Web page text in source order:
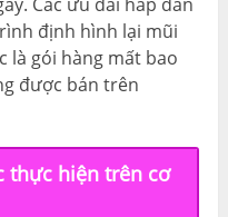
định hình lại mũi
là gói hàng mất bao
được bán trên
thực hiện trên cơ